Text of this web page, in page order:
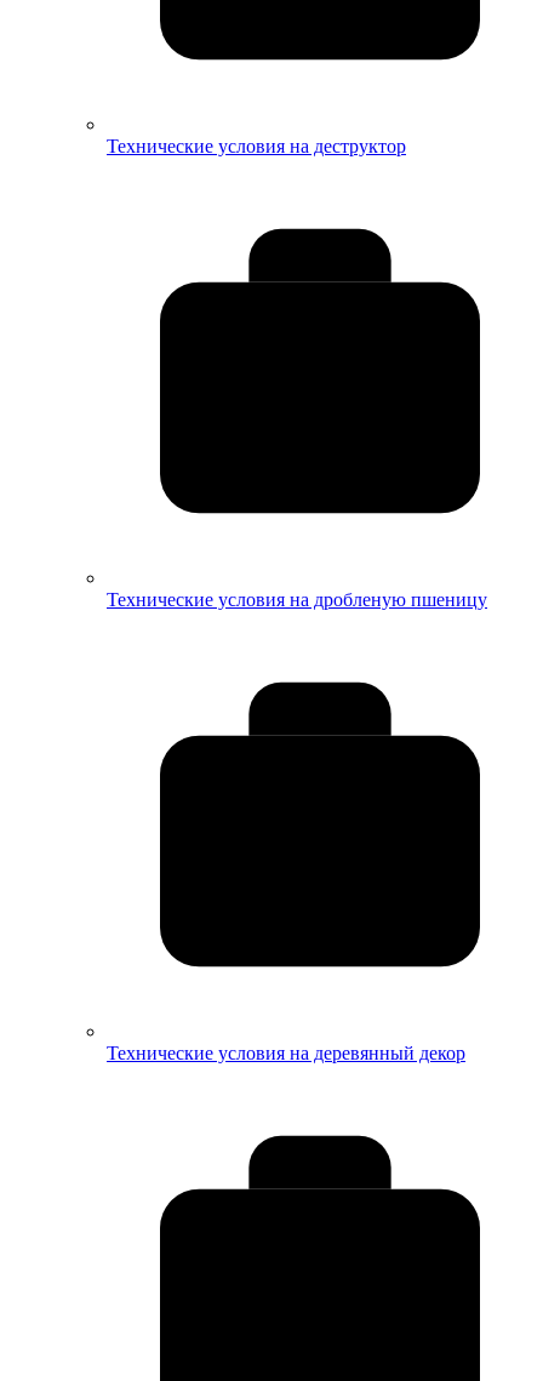
Технические условия на деструктор
Технические условия на дробленую пшеницу
Технические условия на деревянный декор